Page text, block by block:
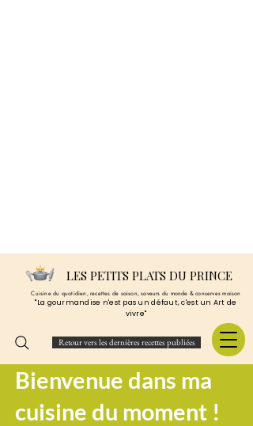
LES PETITS PLATS DU PRINCE
Cuisine du quotidien, recettes de saison, saveurs du monde & conserves maison
"La gourmandise n'est pas un défaut, c'est un Art de
vivre"
Retour vers les dernières recettes publiées
Bienvenue dans ma
cuisine du moment !